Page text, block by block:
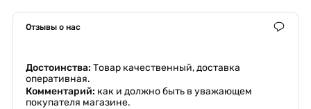
Отзывы о нас
Достоинства: Товар качественный, доставка
оперативная.
Комментарий: как и должно быть в уважающем
покупателя магазине.